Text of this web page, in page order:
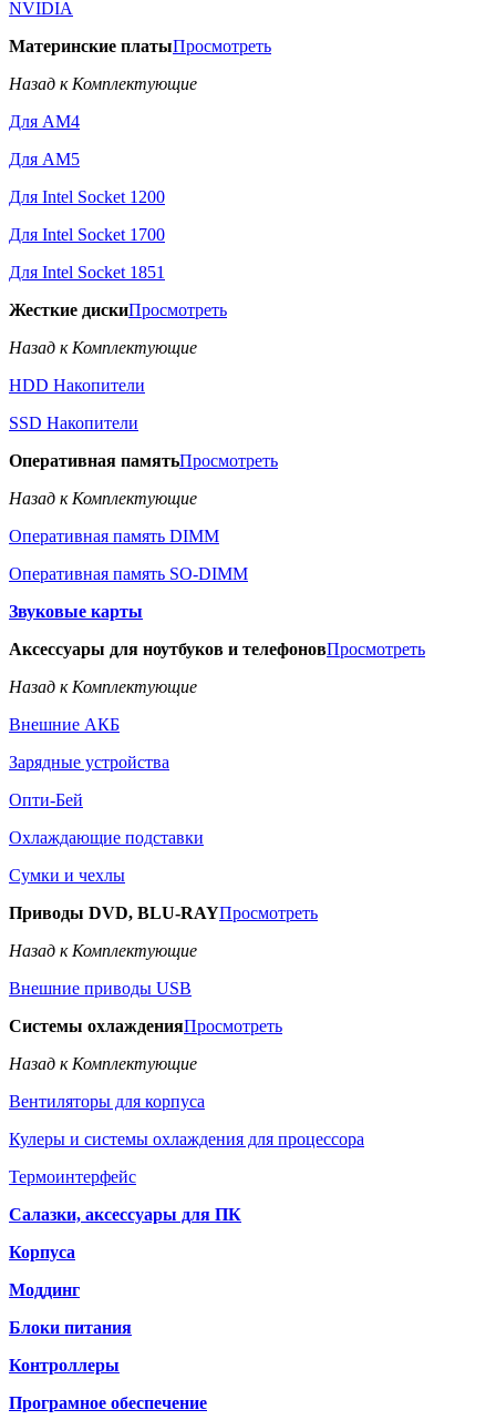
NVIDIA
Материнские платыПросмотреть
Назад к Комплектующие
Для AM4
Для AM5
Для Intel Socket 1200
Для Intel Socket 1700
Для Intel Socket 1851
Жесткие дискиПросмотреть
Назад к Комплектующие
HDD Накопители
SSD Накопители
Оперативная памятьПросмотреть
Назад к Комплектующие
Оперативная память DIMM
Оперативная память SO-DIMM
Звуковые карты
Аксессуары для ноутбуков и телефоновПросмотреть
Назад к Комплектующие
Внешние АКБ
Зарядные устройства
Опти-Бей
Охлаждающие подставки
Сумки и чехлы
Приводы DVD, BLU-RAYПросмотреть
Назад к Комплектующие
Внешние приводы USB
Системы охлажденияПросмотреть
Назад к Комплектующие
Вентиляторы для корпуса
Кулеры и системы охлаждения для процессора
Термоинтерфейс
Салазки, аксессуары для ПК
Корпуса
Моддинг
Блоки питания
Контроллеры
Програмное обеспечение